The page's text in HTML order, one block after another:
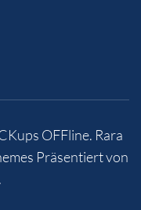
OFFline. Rara
Präsentiert von
.